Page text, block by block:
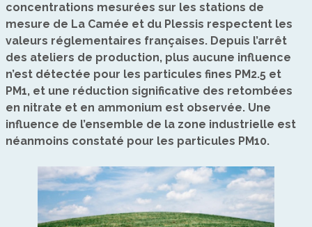
concentrations mesurées sur les stations de
mesure de La Camée et du Plessis respectent les
valeurs réglementaires françaises. Depuis l’arrêt
des ateliers de production, plus aucune influence
n’est détectée pour les particules fines PM2.5 et
PM1, et une réduction significative des retombées
en nitrate et en ammonium est observée. Une
influence de l’ensemble de la zone industrielle est
néanmoins constaté pour les particules PM10.